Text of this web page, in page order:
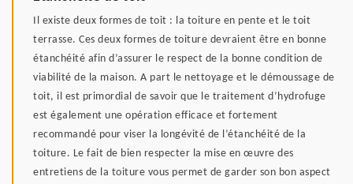
Il existe deux formes de toit : la toiture en pente et le toit
terrasse. Ces deux formes de toiture devraient être en bonne
étanchéité afin d’assurer le respect de la bonne condition de
viabilité de la maison. A part le nettoyage et le démoussage de
toit, il est primordial de savoir que le traitement d’hydrofuge
est également une opération efficace et fortement
recommandé pour viser la longévité de l’étanchéité de la
toiture. Le fait de bien respecter la mise en œuvre des
entretiens de la toiture vous permet de garder son bon aspect